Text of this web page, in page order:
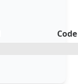
Code